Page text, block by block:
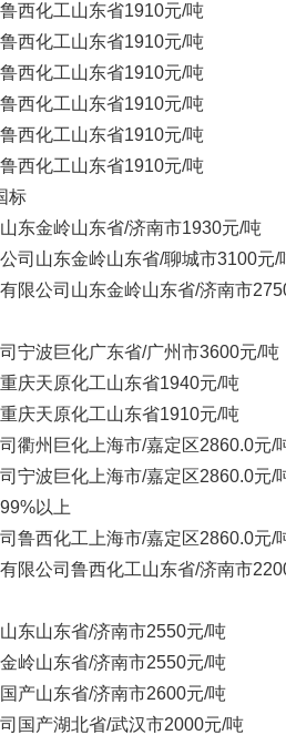
鲁西化工山东省1910元/吨
鲁西化工山东省1910元/吨
鲁西化工山东省1910元/吨
鲁西化工山东省1910元/吨
鲁西化工山东省1910元/吨
鲁西化工山东省1910元/吨
标
山东金岭山东省/济南市1930元/吨
司 山东金岭山东省/聊城市3100元/
限公司 山东金岭山东省/济南市
宁波巨化广东省/广州市3600元/吨
重庆天原化工山东省1940元/吨
重庆天原化工山东省1910元/吨
衢州巨化 上海市/嘉定区2860.0元/
宁波巨化 上海市/嘉定区2860.0元/
以上
鲁西化工 上海市/嘉定区2860.0元/
限公司 鲁西化工山东省/济南市
山东山东省/济南市2550元/吨
金岭山东省/济南市2550元/吨
国产山东省/济南市2600元/吨
国产湖北省/武汉市2000元/吨